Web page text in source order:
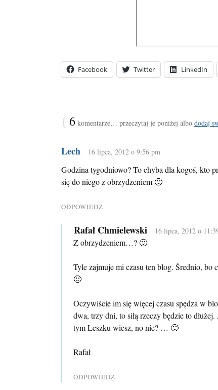
Facebook Twitter LinkedIn
{ 6 komentarze… przeczytaj je poniżej albo dodaj
Lech 16 lipca, 2012 o 9:56 pm
Godzina tygodniowo? To chyba dla kogoś, kto
się do niego z obrzydzeniem 🙂
ODPOWIEDZ
Rafał Chmielewski 16 lipca, 2012 o
Z obrzydzeniem…? 🙂
Tyle zajmuje mi czasu ten blog. Średnio, bo
🙂
Oczywiście im się więcej czasu spędza w
dwa, trzy dni, to siłą rzeczy będzie to
tym Leszku wiesz, no nie? … 🙂
Rafał
ODPOWIEDZ